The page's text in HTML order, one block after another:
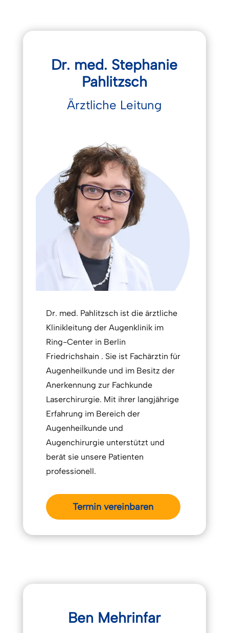
Dr. med. Stephanie
Pahlitzsch
Ärztliche Leitung
Dr. med. Pahlitzsch ist die ärztliche
Klinikleitung der Augenklinik im
Ring-Center in Berlin
Friedrichshain . Sie ist Fachärztin für
Augenheilkunde und im Besitz der
Anerkennung zur Fachkunde
Laserchirurgie. Mit ihrer langjährige
Erfahrung im Bereich der
Augenheilkunde und
Augenchirurgie unterstützt und
berät sie unsere Patienten
professionell.
Termin vereinbaren
Ben Mehrinfar